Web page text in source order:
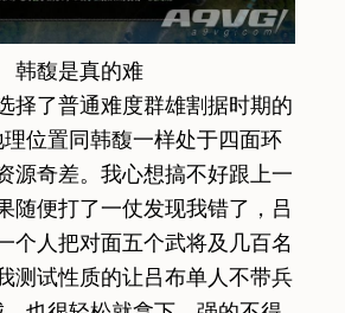
韩馥是真的难
了普通难度群雄割据时期的
位置同韩馥一样处于四面环
源奇差。我心想搞不好跟上一
随便打了一仗发现我错了，吕
个人把对面五个武将及几百名
测试性质的让吕布单人不带兵